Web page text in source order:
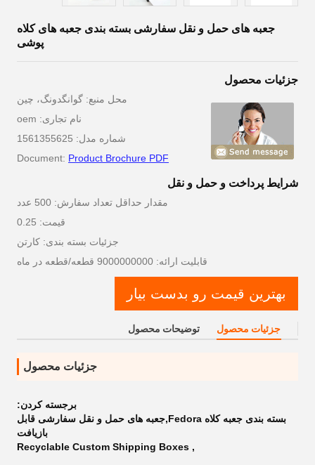
جعبه های حمل و نقل سفارشی بسته بندی جعبه های کلاه
پوشی
جزئیات محصول
محل منبع: گوانگدونگ، چین
نام تجاری: oem
شماره مدل: 1561355625
Document: Product Brochure PDF
شرایط پرداخت و حمل و نقل
مقدار حداقل تعداد سفارش: 500 عدد
قیمت: 0.25
جزئیات بسته بندی: کارتن
قابلیت ارائه: 9000000000 قطعه/قطعه در ماه
بهترین قیمت رو بدست بیار
جزئیات محصول توضیحات محصول
جزئیات محصول
برجسته کردن:
بسته بندی جعبه کلاه Fedora,جعبه های حمل و نقل سفارشی قابل
بازیافت
,
Recyclable Custom Shipping Boxes